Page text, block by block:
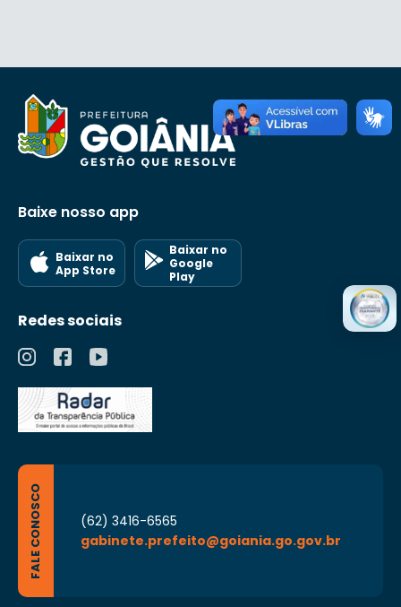
Baixe nosso app
Baixar no
App Store
Baixar no
Google
Play
Redes sociais
FALE CONOSCO
(62) 3416-6565
gabinete.prefeito@goiania.go.gov.br